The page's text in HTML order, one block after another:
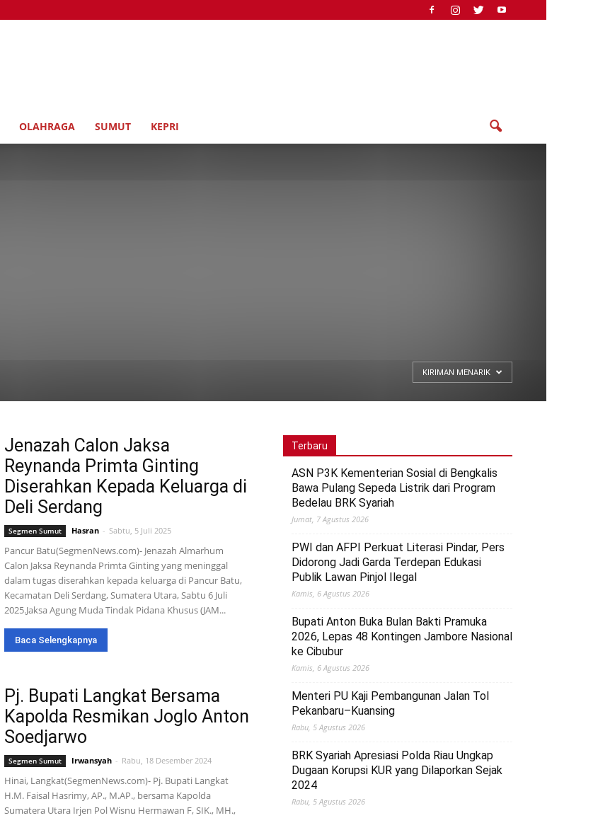
OLAHRAGA SUMUT KEPRI
KIRIMAN MENARIK
Jenazah Calon Jaksa
Reynanda Primta Ginting
Diserahkan Kepada Keluarga di
Deli Serdang
Segmen Sumut Hasran - Sabtu, 5 Juli 2025
Pancur Batu(SegmenNews.com)- Jenazah Almarhum
Calon Jaksa Reynanda Primta Ginting yang meninggal
dalam tugas diserahkan kepada keluarga di Pancur Batu,
Kecamatan Deli Serdang, Sumatera Utara, Sabtu 6 Juli
2025.Jaksa Agung Muda Tindak Pidana Khusus (JAM...
Baca Selengkapnya
Pj. Bupati Langkat Bersama
Kapolda Resmikan Joglo Anton
Soedjarwo
Segmen Sumut Irwansyah - Rabu, 18 Desember 2024
Hinai, Langkat(SegmenNews.com)- Pj. Bupati Langkat
H.M. Faisal Hasrimy, AP., M.AP., bersama Kapolda
Sumatera Utara Irjen Pol Wisnu Hermawan F, SIK., MH.,
Terbaru
ASN P3K Kementerian Sosial di Bengkalis
Bawa Pulang Sepeda Listrik dari Program
Bedelau BRK Syariah
Jumat, 7 Agustus 2026
PWI dan AFPI Perkuat Literasi Pindar, Pers
Didorong Jadi Garda Terdepan Edukasi
Publik Lawan Pinjol Ilegal
Kamis, 6 Agustus 2026
Bupati Anton Buka Bulan Bakti Pramuka
2026, Lepas 48 Kontingen Jambore Nasional
ke Cibubur
Kamis, 6 Agustus 2026
Menteri PU Kaji Pembangunan Jalan Tol
Pekanbaru–Kuansing
Rabu, 5 Agustus 2026
BRK Syariah Apresiasi Polda Riau Ungkap
Dugaan Korupsi KUR yang Dilaporkan Sejak
2024
Rabu, 5 Agustus 2026